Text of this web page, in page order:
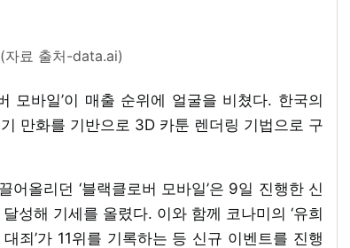
자료 출처-data.ai)
모바일’이 매출 순위에 얼굴을 비쳤다. 한국의
만화를 기반으로 3D 카툰 렌더링 기법으로 구
올리던 ‘블랙클로버 모바일’은 9일 진행한 신
성해 기세를 올렸다. 이와 함께 코나미의 ‘유희
죄’가 11위를 기록하는 등 신규 이벤트를 진행